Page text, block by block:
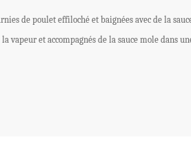
de poulet effiloché et baignées avec de la
vapeur et accompagnés de la sauce mole dans